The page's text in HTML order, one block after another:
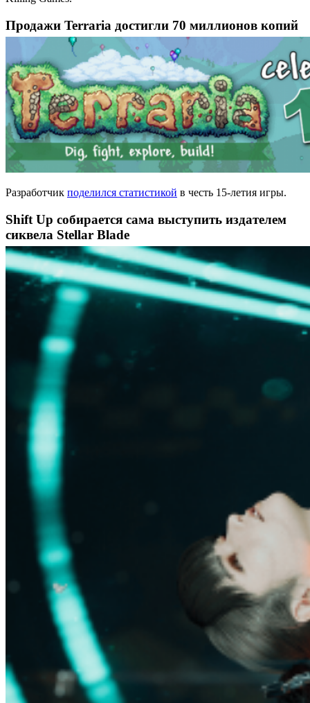
Продажи Terraria достигли 70 миллионов копий
Разработчик поделился статистикой в честь 15-летия игры.
Shift Up собирается сама выступить издателем
сиквела Stellar Blade